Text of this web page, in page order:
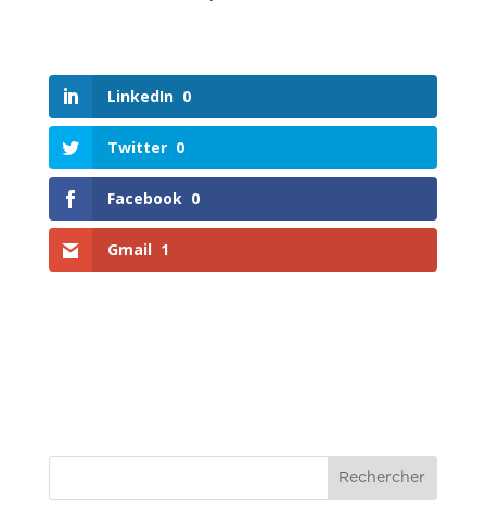
LinkedIn 0
Twitter 0
Facebook 0
Gmail 1